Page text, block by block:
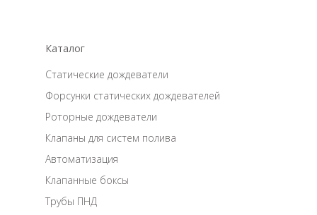
Статические дождеватели
Форсунки статических дождевателей
Роторные дождеватели
Клапаны для систем полива
Автоматизация
Клапанные боксы
Каталог
Трубы ПНД